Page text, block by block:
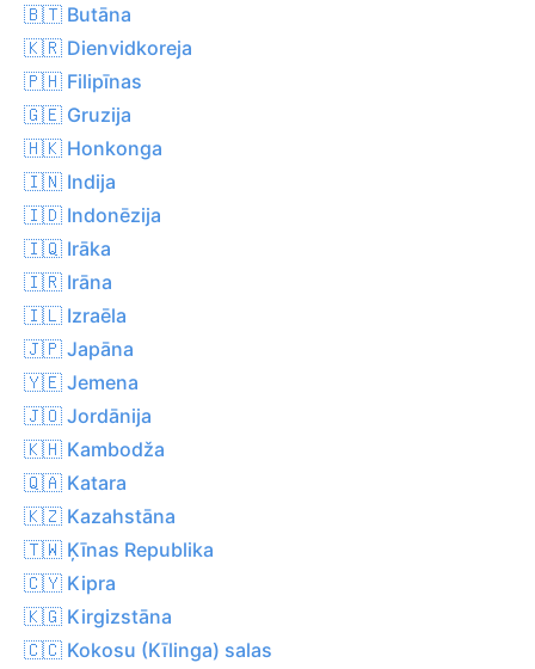
🇧🇹 Butāna
🇰🇷 Dienvidkoreja
🇵🇭 Filipīnas
🇬🇪 Gruzija
🇭🇰 Honkonga
🇮🇳 Indija
🇮🇩 Indonēzija
🇮🇶 Irāka
🇮🇷 Irāna
🇮🇱 Izraēla
🇯🇵 Japāna
🇾🇪 Jemena
🇯🇴 Jordānija
🇰🇭 Kambodža
🇶🇦 Katara
🇰🇿 Kazahstāna
🇹🇼 Ķīnas Republika
🇨🇾 Kipra
🇰🇬 Kirgizstāna
🇨🇨 Kokosu (Kīlinga) salas